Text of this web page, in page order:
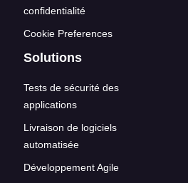
confidentialité
Cookie Preferences
Solutions
Tests de sécurité des
applications
Livraison de logiciels
automatisée
Développement Agile